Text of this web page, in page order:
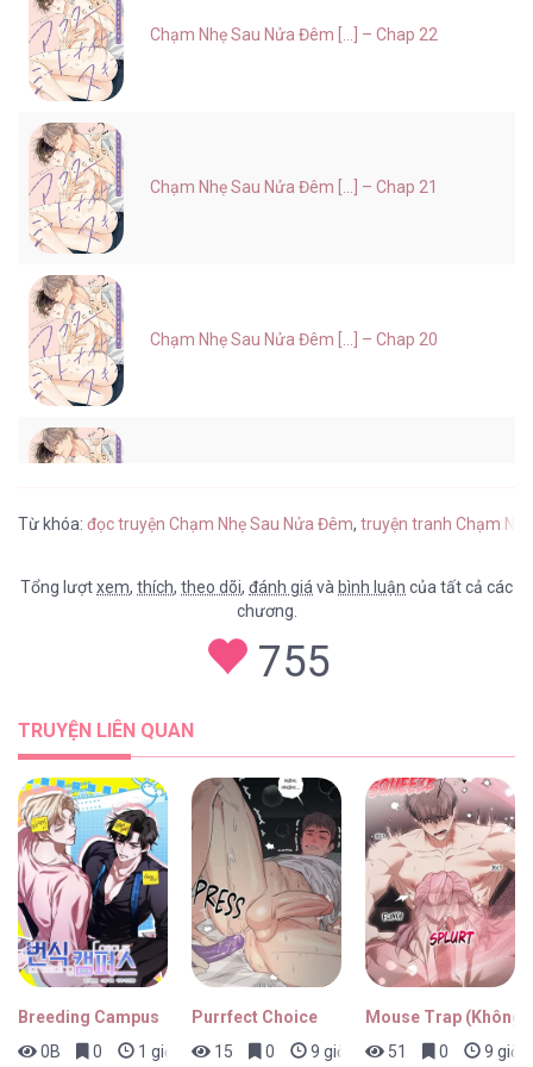
Chạm Nhẹ Sau Nửa Đêm [...] – Chap 22
Chạm Nhẹ Sau Nửa Đêm [...] – Chap 21
Chạm Nhẹ Sau Nửa Đêm [...] – Chap 20
Chạm Nhẹ Sau Nửa Đêm [...] – Chap 18
Chạm Nhẹ Sau Nửa Đêm [...] – Chap 17
Chạm Nhẹ Sau Nửa Đêm [...] – Chap 16
Từ khóa: đọc truyện Chạm Nhẹ Sau Nửa Đêm, truyện tranh Chạm
Tổng lượtxem, thích, theo dõi, đánh giá và bình luận của tất cả các
chương.
755
TRUYỆN LIÊN QUAN
Breeding Campus
0B
0 1 giờ trước
Purrfect Choice
15
0 9 giờ trước
Mouse Trap (Không
51
0 9 giờ